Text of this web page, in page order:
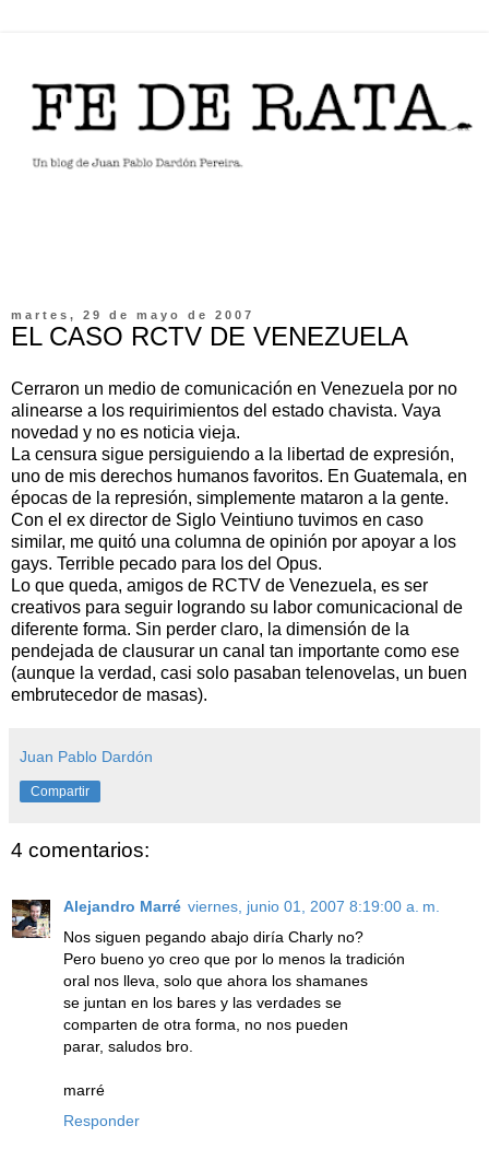
martes, 29 de mayo de 2007
EL CASO RCTV DE VENEZUELA
Cerraron un medio de comunicación en Venezuela por no
alinearse a los requirimientos del estado chavista. Vaya
novedad y no es noticia vieja.
La censura sigue persiguiendo a la libertad de expresión,
uno de mis derechos humanos favoritos. En Guatemala, en
épocas de la represión, simplemente mataron a la gente.
Con el ex director de Siglo Veintiuno tuvimos en caso
similar, me quitó una columna de opinión por apoyar a los
gays. Terrible pecado para los del Opus.
Lo que queda, amigos de RCTV de Venezuela, es ser
creativos para seguir logrando su labor comunicacional de
diferente forma. Sin perder claro, la dimensión de la
pendejada de clausurar un canal tan importante como ese
(aunque la verdad, casi solo pasaban telenovelas, un buen
embrutecedor de masas).
Juan Pablo Dardón
Compartir
4 comentarios:
Alejandro Marré viernes, junio 01, 2007 8:19:00 a. m.
Nos siguen pegando abajo diría Charly no?
Pero bueno yo creo que por lo menos la tradición
oral nos lleva, solo que ahora los shamanes
se juntan en los bares y las verdades se
comparten de otra forma, no nos pueden
parar, saludos bro.
marré
Responder